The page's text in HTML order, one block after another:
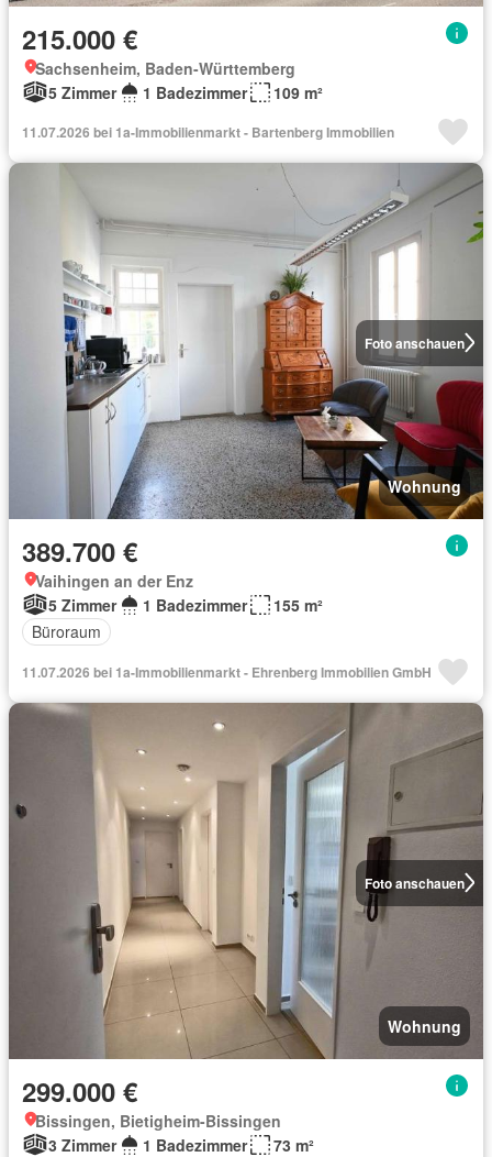
215.000 €
Sachsenheim, Baden-Württemberg
5 Zimmer
1 Badezimmer 109 m²
11.07.2026 bei 1a-Immobilienmarkt - Bartenberg Immobilien
Foto anschauen
Wohnung
389.700 €
Vaihingen an der Enz
5 Zimmer
1 Badezimmer
155 m²
Büroraum
11.07.2026 bei 1a-Immobilienmarkt - Ehrenberg Immobilien GmbH
Foto anschauen
Wohnung
299.000 €
Bissingen, Bietigheim-Bissingen
3 Zimmer
1 Badezimmer 73 m²